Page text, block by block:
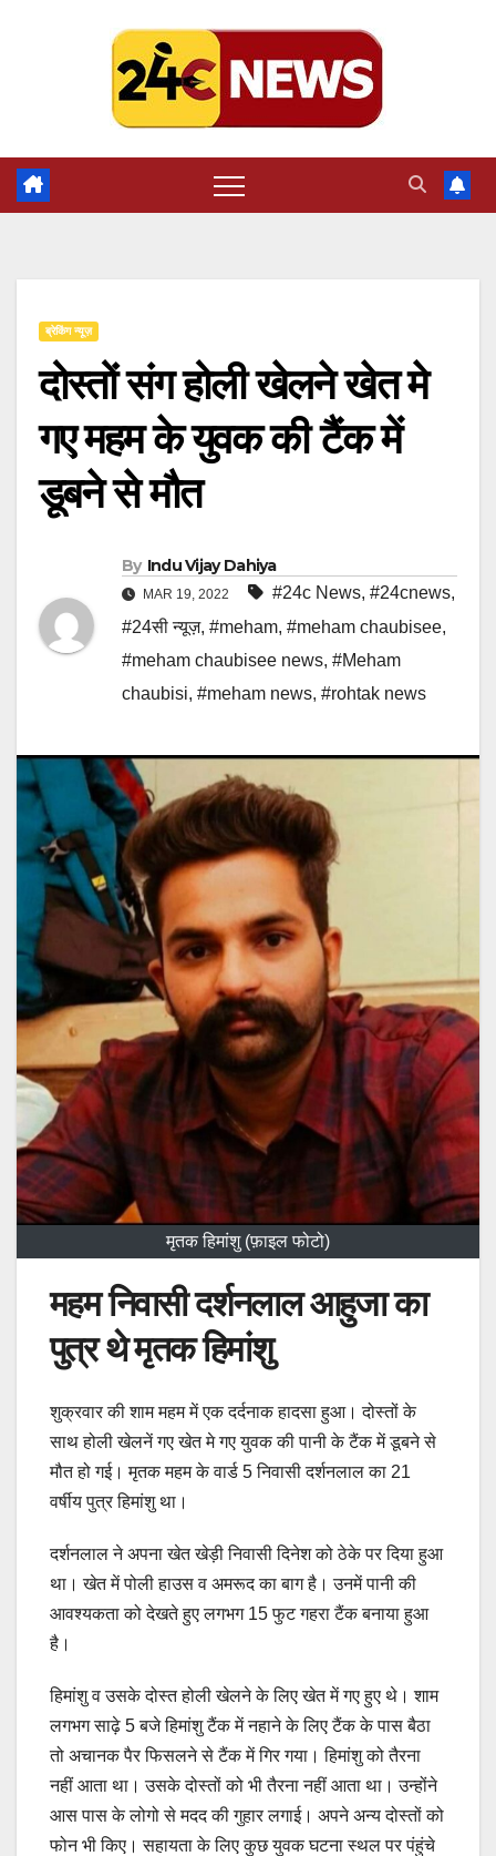
ब्रेकिंग न्यूज़
दोस्तों संग होली खेलने खेत मे
गए महम के युवक की टैंक में
डूबने से मौत
By Indu Vijay Dahiya
MAR 19, 2022 #24c News, #24cnews,
#24सी न्यूज़, #meham, #meham chaubisee,
#meham chaubisee news, #Meham
chaubisi, #meham news, #rohtak news
मृतक हिमांशु (फ़ाइल फोटो)
महम निवासी दर्शनलाल आहुजा का
पुत्र थे मृतक हिमांशु
शुक्रवार की शाम महम में एक दर्दनाक हादसा हुआ। दोस्तों के
साथ होली खेलनें गए खेत मे गए युवक की पानी के टैंक में डूबने से
मौत हो गई। मृतक महम के वार्ड 5 निवासी दर्शनलाल का 21
वर्षीय पुत्र हिमांशु था।
दर्शनलाल ने अपना खेत खेड़ी निवासी दिनेश को ठेके पर दिया हुआ
था। खेत में पोली हाउस व अमरूद का बाग है। उनमें पानी की
आवश्यकता को देखते हुए लगभग 15 फुट गहरा टैंक बनाया हुआ
है।
हिमांशु व उसके दोस्त होली खेलने के लिए खेत में गए हुए थे। शाम
लगभग साढ़े 5 बजे हिमांशु टैंक में नहाने के लिए टैंक के पास बैठा
तो अचानक पैर फिसलने से टैंक में गिर गया। हिमांशु को तैरना
नहीं आता था। उसके दोस्तों को भी तैरना नहीं आता था। उन्होंने
आस पास के लोगो से मदद की गुहार लगाई। अपने अन्य दोस्तों को
फोन भी किए। सहायता के लिए कुछ युवक घटना स्थल पर पंहुंचे